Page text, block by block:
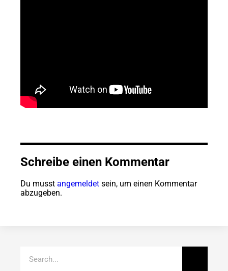
Schreibe einen Kommentar
Du musst angemeldet sein, um einen Kommentar
abzugeben.